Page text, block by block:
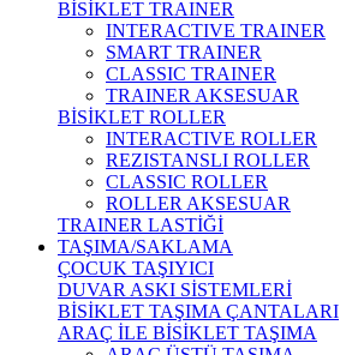
BİSİKLET TRAINER
INTERACTIVE TRAINER
SMART TRAINER
CLASSIC TRAINER
TRAINER AKSESUAR
BİSİKLET ROLLER
INTERACTIVE ROLLER
REZISTANSLI ROLLER
CLASSIC ROLLER
ROLLER AKSESUAR
TRAINER LASTİĞİ
TAŞIMA/SAKLAMA
ÇOCUK TAŞIYICI
DUVAR ASKI SİSTEMLERİ
BİSİKLET TAŞIMA ÇANTALARI
ARAÇ İLE BİSİKLET TAŞIMA